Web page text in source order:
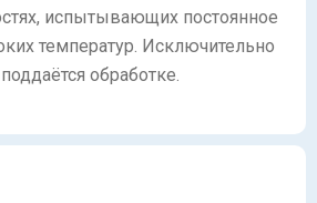
испытывающих постоянное
температур. Исключительно
обработке.